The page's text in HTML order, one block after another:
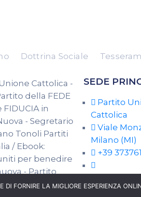
Dottrina Sociale
SEDE
Partito
Cattolica
Viale
Milano (MI)
+39
DI FORNIRE LA MIGLIORE ESPERIENZA